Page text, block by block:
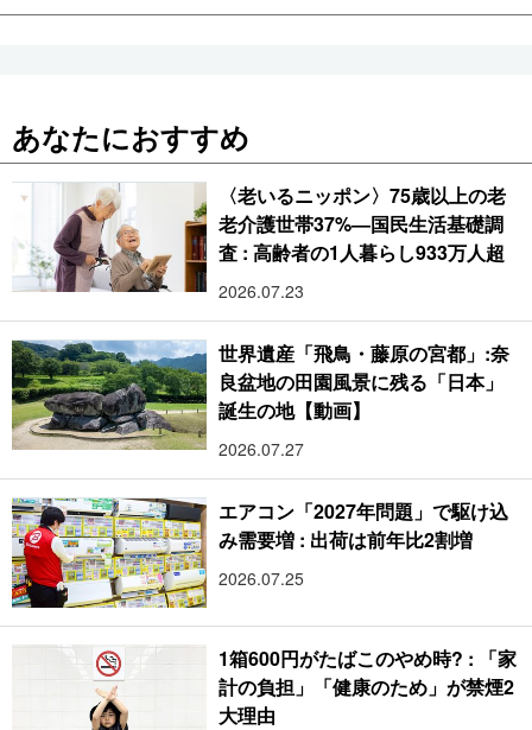
あなたにおすすめ
〈老いるニッポン〉75歳以上の老
老介護世帯37%―国民生活基礎調
査 : 高齢者の1人暮らし933万人超
2026.07.23
世界遺産「飛鳥・藤原の宮都」:奈
良盆地の田園風景に残る「日本」
誕生の地【動画】
2026.07.27
エアコン「2027年問題」で駆け込
み需要増 : 出荷は前年比2割増
2026.07.25
1箱600円がたばこのやめ時? : 「家
計の負担」「健康のため」が禁煙2
大理由